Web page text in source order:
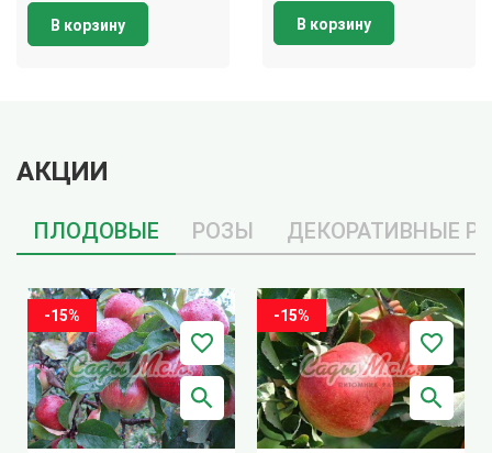
В корзину В корзину
АКЦИИ
ПЛОДОВЫЕ РОЗЫ ДЕКОРАТИВНЫЕ
-15% -15%